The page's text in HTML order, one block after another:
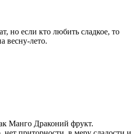
но если кто любить сладкое, то
весну-лето.
Манго Драконий фрукт.